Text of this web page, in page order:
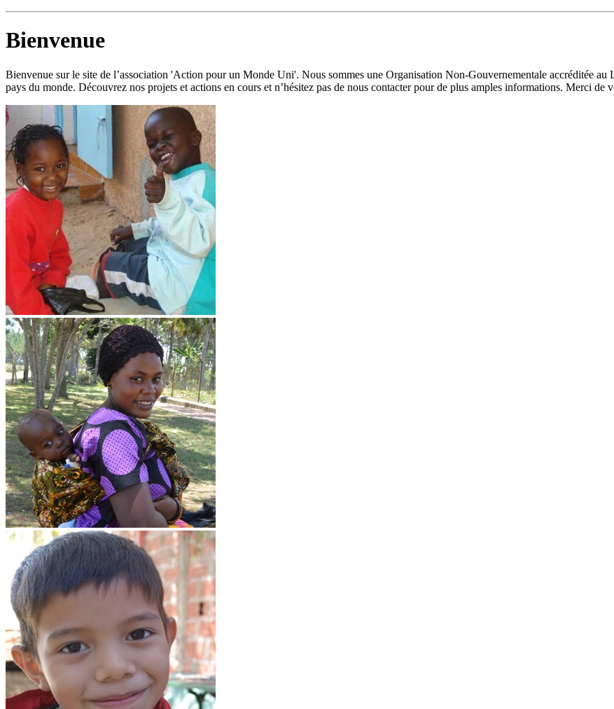
Bienvenue
Bienvenue sur le site de l’association 'Action pour un Monde Uni'. Nous sommes une Organisation Non-Gouvernementale accréditée
pays du monde. Découvrez nos projets et actions en cours et n’hésitez pas de nous contacter pour de plus amples informations. Merci de